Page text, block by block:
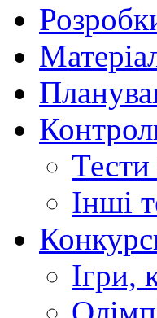
Інші
Ігри,